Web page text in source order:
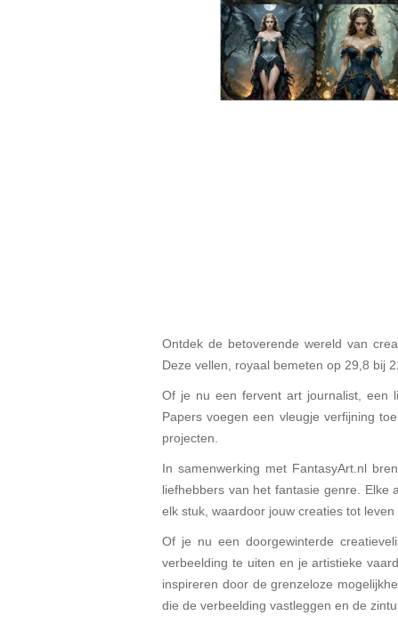
Ontdek de betoverende wereld van
Deze vellen, royaal bemeten op 29,8 bij
Of je nu een fervent art journalist, een
Papers voegen een vleugje verfijning
projecten.
In samenwerking met FantasyArt.nl
liefhebbers van het fantasie genre. Elke
elk stuk, waardoor jouw creaties tot leven
Of je nu een doorgewinterde
verbeelding te uiten en je artistieke
inspireren door de grenzeloze
die de verbeelding vastleggen en de